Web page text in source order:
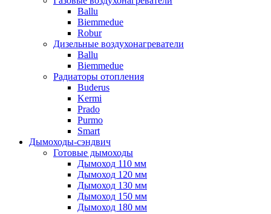
Ballu
Biemmedue
Robur
Дизельные воздухонагреватели
Ballu
Biemmedue
Радиаторы отопления
Buderus
Kermi
Prado
Purmo
Smart
Дымоходы-сэндвич
Готовые дымоходы
Дымоход 110 мм
Дымоход 120 мм
Дымоход 130 мм
Дымоход 150 мм
Дымоход 180 мм